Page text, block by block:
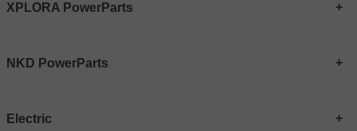
XPLORA PowerParts
NKD PowerParts
Electric